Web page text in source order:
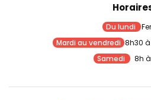
Du lundi
Mardi au vendredi 8h30 à
Samedi
8h à